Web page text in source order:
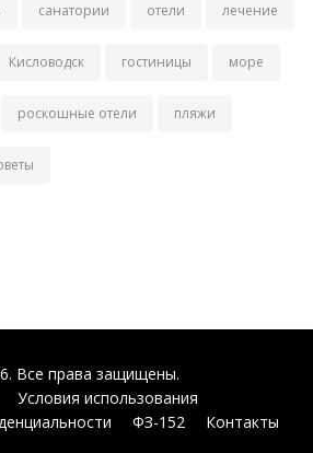
санатории отели лечение
Кисловодск гостиницы море
роскошные отели пляжи
Все права защищены.
Условия использования
ФЗ-152 Контакты